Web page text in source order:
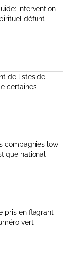
intervention
défunt
de listes de
certaines
compagnies low-
national
pris en flagrant
vert